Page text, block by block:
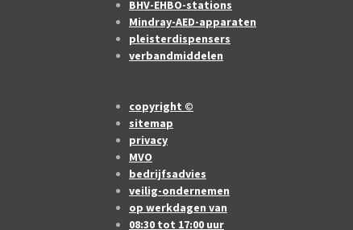
BHV-EHBO-stations
Mindray-AED-apparaten
pleisterdispensers
verbandmiddelen
copyright ©
sitemap
privacy
MVO
bedrijfsadvies
veilig-ondernemen
op werkdagen van
08:30 tot 17:00 uur